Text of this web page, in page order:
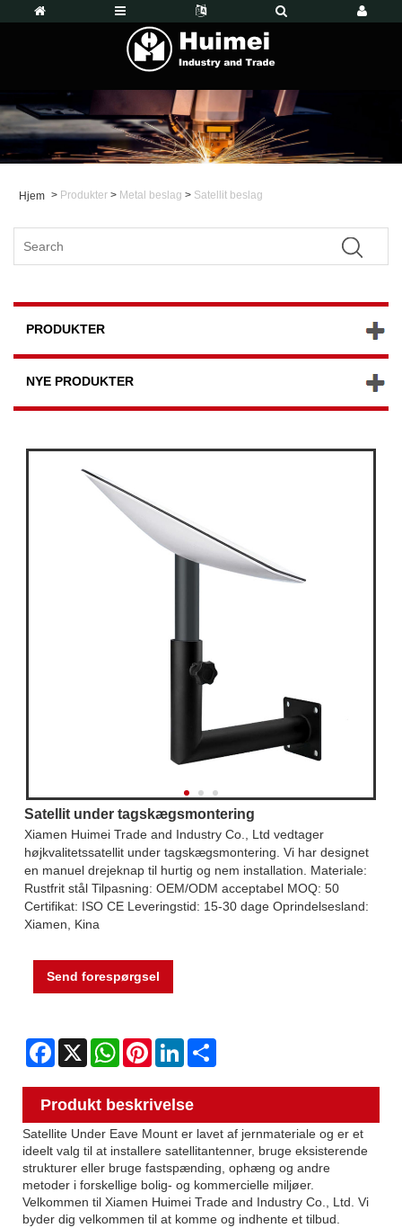
Hjem > Produkter > Metal beslag > Satellit beslag
PRODUKTER
NYE PRODUKTER
Satellit under tagskægsmontering
Xiamen Huimei Trade and Industry Co., Ltd vedtager
højkvalitetssatellit under tagskægsmontering. Vi har designet
en manuel drejeknap til hurtig og nem installation. Materiale:
Rustfrit stål Tilpasning: OEM/ODM acceptabel MOQ: 50
Certifikat: ISO CE Leveringstid: 15-30 dage Oprindelsesland:
Xiamen, Kina
Send forespørgsel
Facebook
X WhatsAppPinterestLinkedIn
Produkt beskrivelse
Satellite Under Eave Mount er lavet af jernmateriale og er et
ideelt valg til at installere satellitantenner, bruge eksisterende
strukturer eller bruge fastspænding, ophæng og andre
metoder i forskellige bolig- og kommercielle miljøer.
Velkommen til Xiamen Huimei Trade and Industry Co., Ltd. Vi
byder dig velkommen til at komme og indhente et tilbud.